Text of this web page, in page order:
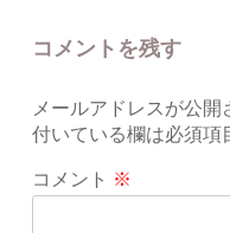
コメントを残す
メールアドレスが公開
付いている欄は必須項
コメント ※